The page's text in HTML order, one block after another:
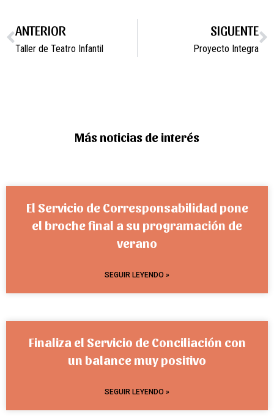
ANTERIOR
Taller de Teatro Infantil
SIGUENTE
Proyecto Integra
Más noticias de interés
El Servicio de Corresponsabilidad pone
el broche final a su programación de
verano
SEGUIR LEYENDO »
Finaliza el Servicio de Conciliación con
un balance muy positivo
SEGUIR LEYENDO »